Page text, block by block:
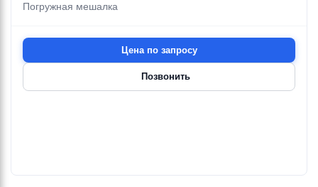
Погружная мешалка
Цена по запросу
Позвонить